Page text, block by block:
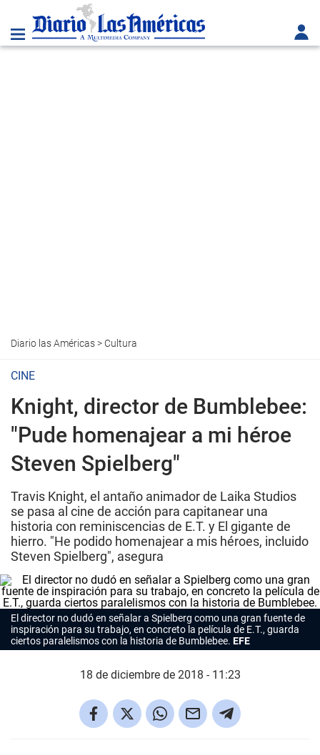
Diario las Américas> Cultura
CINE
Knight, director de Bumblebee:
"Pude homenajear a mi héroe
Steven Spielberg"
Travis Knight, el antaño animador de Laika Studios
se pasa al cine de acción para capitanear una
historia con reminiscencias de E.T. y El gigante de
hierro. "He podido homenajear a mis héroes, incluido
Steven Spielberg", asegura
El director no dudó en señalar a Spielberg como una gran fuente de
inspiración para su trabajo, en concreto la película de E.T., guarda
ciertos paralelismos con la historia de Bumblebee. EFE
18 de diciembre de 2018 - 11:23